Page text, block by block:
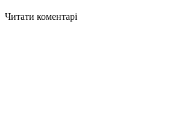
Читати коментарі